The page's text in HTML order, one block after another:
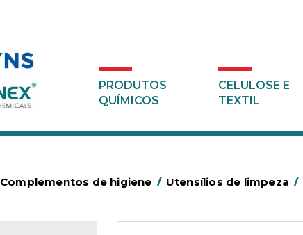
PRODUTOS
QUÍMICOS
CELULOSE E
TEXTIL
Complementos de higiene / Utensílios de limpeza /